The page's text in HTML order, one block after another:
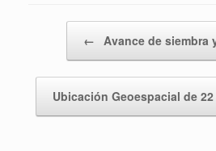
← Avance de siembra
Ubicación Geoespacial de